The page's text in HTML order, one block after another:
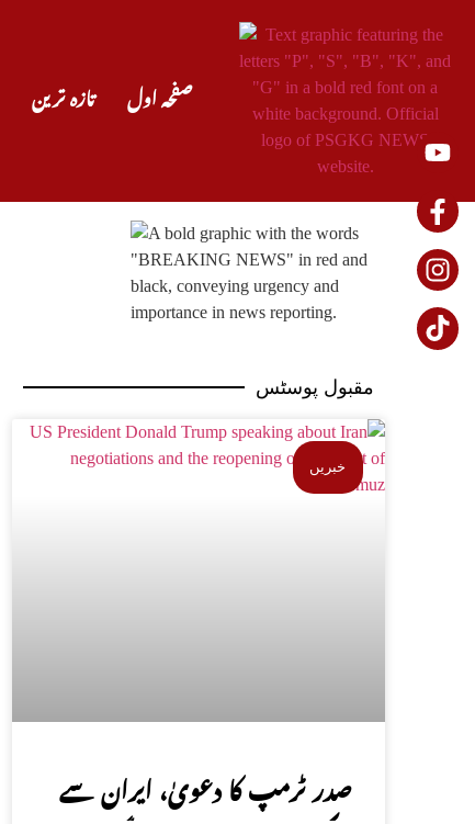
تازہ ترین صفحہ اول
مقبول پوسٹس
خبریں
صدر ٹرمپ کا دعویٰ، ایران سے